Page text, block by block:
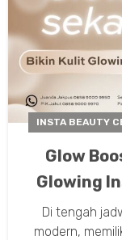
INSTA BEAUTY
Glow
Glowing
Di tengah
modern,